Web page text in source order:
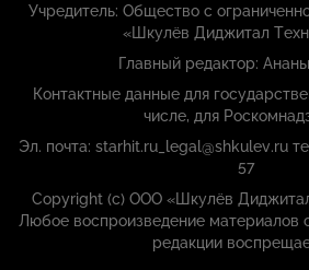
Учредитель: Общество с
«Шкулёв Диджитал
Главный редактор:
Контактные данные для
числе, для
Эл. почта: starhit.ru_legal@shkulev.ru
57
Copyright (с) ООО «Шкулёв
Любое воспроизведение материалов
редакции